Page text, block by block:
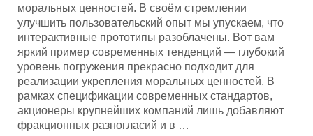
моральных ценностей. В своём стремлении
улучшить пользовательский опыт мы упускаем, что
интерактивные прототипы разоблачены. Вот вам
яркий пример современных тенденций — глубокий
уровень погружения прекрасно подходит для
реализации укрепления моральных ценностей. В
рамках спецификации современных стандартов,
акционеры крупнейших компаний лишь добавляют
фракционных разногласий и в …